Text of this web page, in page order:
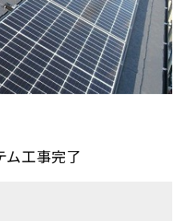
ム工事完了